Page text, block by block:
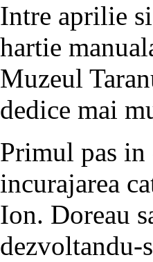
Intre aprilie
hartie
Muzeul
dedice mai
Primul pas
incurajarea
Ion. Doreau
dezvoltandu-